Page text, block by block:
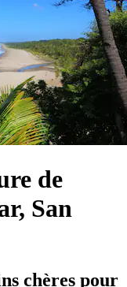
de
San
chères pour